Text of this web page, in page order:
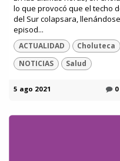
lo que provocó que el techo
del Sur colapsara,
episod...
ACTUALIDAD Choluteca
NOTICIAS
Salud
5 ago 2021 0